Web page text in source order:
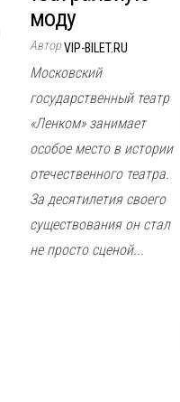
моду
АвторVIP-BILET.RU
Московский
государственный театр
«Ленком» занимает
особое место в истории
отечественного театра.
За десятилетия своего
существования он стал
не просто сценой...